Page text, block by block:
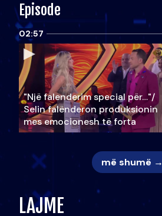
Episode
02:57
"Një falenderim special për…"/
Selin falënderon produksionin
mes emocionesh të forta
më shumë →
LAJME